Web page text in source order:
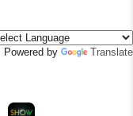
Powered by Translate